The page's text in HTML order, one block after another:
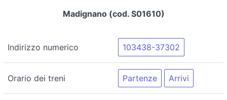
Madignano (cod. S01610)
Indirizzo numerico 103438-37302
Orario dei treni Partenze Arrivi